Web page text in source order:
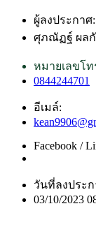
ผู้ลงประกาศ:
ศุภณัฏฐ์ ผล
หมายเลขโ
0844244701
อีเมล์:
Facebook /
วันที่ลงประก
03/10/2023